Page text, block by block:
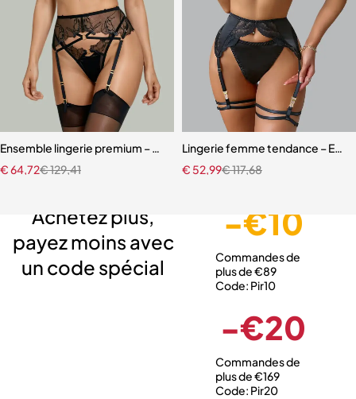
Ensemble lingerie premium – Bas, soutien-gorge et accessoires
€129,41
€64,72
Lingerie femme tendance –
€117,68
€ 52,99
Achetez plus,
payez moins avec
un code spécial
-€10
Commandes de
plus de €89
Code: Pir10
-€20
Commandes de
plus de €169
Code: Pir20